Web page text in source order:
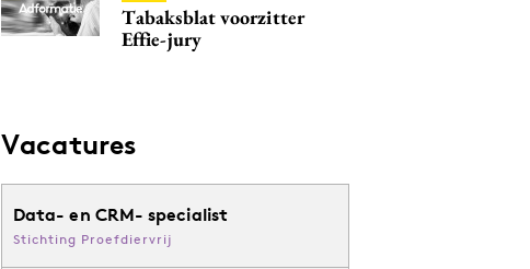
Tabaksblat voorzitter
Effie-jury
Vacatures
Data- en CRM- specialist
Stichting Proefdiervrij